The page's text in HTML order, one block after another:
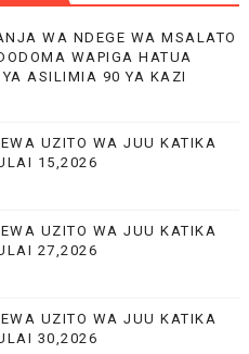
WA NDEGE WA MSALATO
WAPIGA HATUA
ASILIMIA 90 YA KAZI
UZITO WA JUU KATIKA
15,2026
UZITO WA JUU KATIKA
27,2026
UZITO WA JUU KATIKA
30,2026